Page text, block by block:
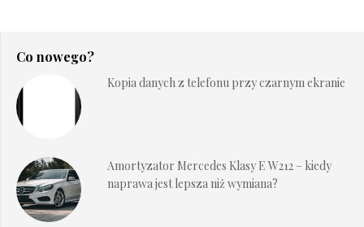
Co nowego?
Kopia danych z telefonu przy czarnym ekranie
Amortyzator Mercedes Klasy E W212 – kiedy
naprawa jest lepsza niż wymiana?